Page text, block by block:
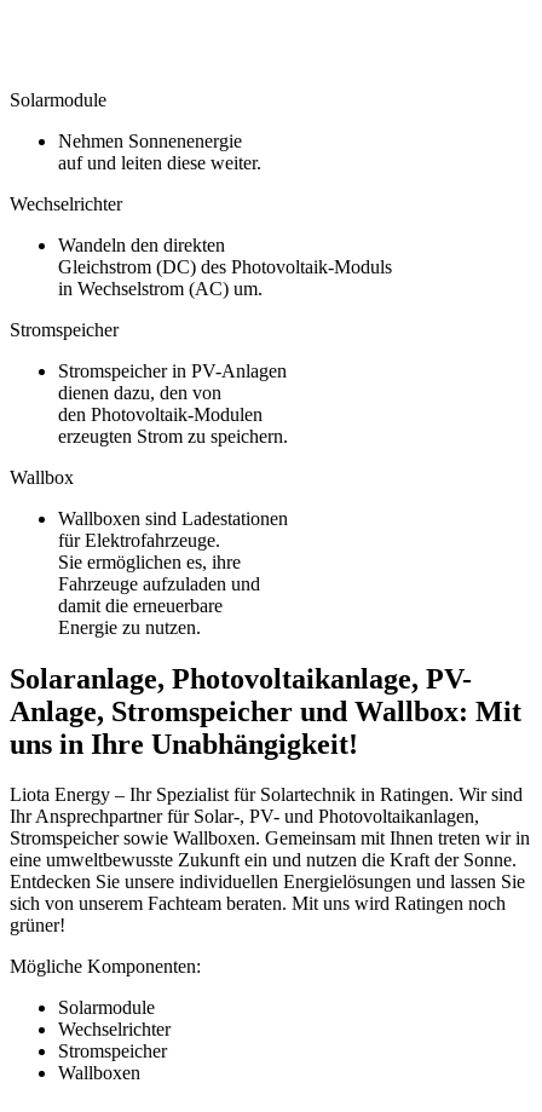
Solarmodule
Nehmen Sonnenenergie
auf und leiten diese weiter.
Wechselrichter
Wandeln den direkten
Gleichstrom (DC) des Photovoltaik-Moduls
in Wechselstrom (AC) um.
Stromspeicher
Stromspeicher in PV-Anlagen
dienen dazu, den von
den Photovoltaik-Modulen
erzeugten Strom zu speichern.
Wallbox
Wallboxen sind Ladestationen
für Elektrofahrzeuge.
Sie ermöglichen es, ihre
Fahrzeuge aufzuladen und
damit die erneuerbare
Energie zu nutzen.
Solaranlage, Photovoltaikanlage, PV-
Anlage, Stromspeicher und Wallbox: Mit
uns in Ihre Unabhängigkeit!
Liota Energy – Ihr Spezialist für Solartechnik in Ratingen. Wir sind
Ihr Ansprechpartner für Solar-, PV- und Photovoltaikanlagen,
Stromspeicher sowie Wallboxen. Gemeinsam mit Ihnen treten wir in
eine umweltbewusste Zukunft ein und nutzen die Kraft der Sonne.
Entdecken Sie unsere individuellen Energielösungen und lassen Sie
sich von unserem Fachteam beraten. Mit uns wird Ratingen noch
grüner!
Mögliche Komponenten:
Solarmodule
Wechselrichter
Stromspeicher
Wallboxen